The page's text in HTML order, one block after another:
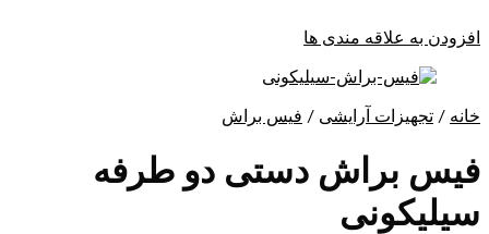
افزودن به علاقه مندی ها
خانه / تجهیزات آرایشی / فیس براش
فیس براش دستی دو طرفه
سیلیکونی